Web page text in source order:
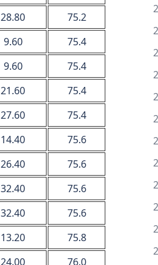
28.80
75.2
9.60
75.4
9.60
75.4
21.60
75.4
27.60
75.4
14.40
75.6
26.40
75.6
32.40
75.6
32.40
75.6
13.20
75.8
24.00
76.0